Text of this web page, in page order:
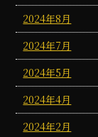
2024年8月
2024年7月
2024年5月
2024年4月
2024年2月